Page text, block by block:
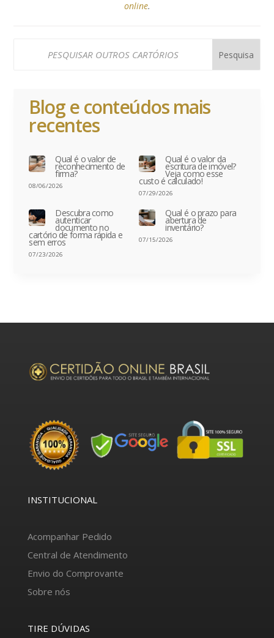
online.
Blog e conteúdos mais
recentes
Qual é o valor de
reconhecimento de
firma?
08/06/2026
Qual é o valor da
escritura de imóvel?
Veja como esse
custo é calculado!
07/29/2026
Descubra como
autenticar
documento no
cartório de forma rápida e
sem erros
07/23/2026
Qual é o prazo para
abertura de
inventário?
07/15/2026
INSTITUCIONAL
Acompanhar Pedido
Central de Atendimento
Envio do Comprovante
Sobre nós
TIRE DÚVIDAS